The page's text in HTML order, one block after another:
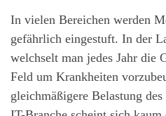
In vielen Bereichen werden
gefährlich eingestuft. In der
welchselt man jedes Jahr die
Feld um Krankheiten
gleichmäßigere Belastung